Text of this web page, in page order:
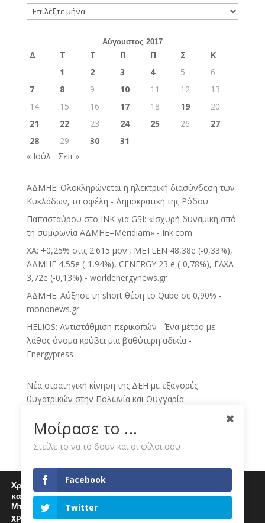
Ιστορικό
Αύγουστος 2017
Δ Τ Τ Π Π Σ
Κ
1
2 3 4 5
6
7
8 9 10 11 12
13
14
15 16 17 18 19
20
21
22 23 24 25 26
27
28
29 30
31
« Ιούλ
Σεπ »
ΑΔΜΗΕ: Ολοκληρώνεται η ηλεκτρική διασύνδεση των
Κυκλάδων, τα οφέλη - Δημοκρατική της Ρόδου
Παπασταύρου στο INK για GSI: «Ισχυρή δυναμική από
τη συμφωνία ΑΔΜΗΕ–Meridiam» - Ink.com
ΧΑ: +0,25% στις 2.615 μον., METLEN 48,38e (-0,33%),
ΑΔΜΗΕ 4,55e (-1,94%), CENERGY 23 e (-0,78%), ΕΛΧΑ
3,72e (-0,13%) - worldenergynews.gr
ΑΔΜΗΕ: Αύξησε τη short θέση το Qube σε 0,90% -
mononews.gr
HELIOS: Αντιστάθμιση περικοπών - Ένα μέτρο με
λάθος όνομα κρύβει μια βαθύτερη αδικία -
Energypress
Νέα στρατηγική κίνηση της ΔΕΗ με εξαγορές
θυγατρικών στην Πολωνία και Ουγγαρία -
ECO NEWS BY ΔΕΗ - Skai.gr
ΔΕΗ: Νέο deal για ΑΠΕ άνω των 2 GW σε Πολωνία και
Ομιλος ΔΕΗ: Νέα συμφωνία για χαρτοφυλάκιο έργων
ΑΠΕ άνω των 2 GW - Kathimerini
ΔΕΗ: Κίνηση-ματ άνω των 2 GW στην Κεντρική
Χρησιμοποιούμε cookies για να σας προσφέρουμε μία
καλύτερη εμπειρία περιήγησης στον ιστότοπό μας.
Μπορείτε να μάθετε περισσότερα για τα cookies που
χρησιμοποιούμε
Μοίρασε το ...
Στείλε το να το δουν και οι φίλοι σου
Facebook
Twitter